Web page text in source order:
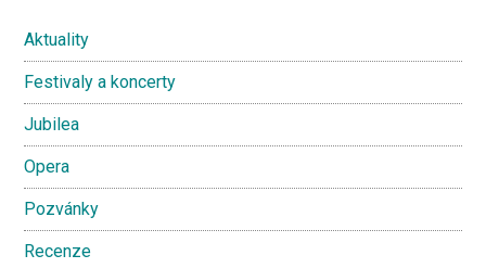
Aktuality
Festivaly a koncerty
Jubilea
Opera
Pozvánky
Recenze